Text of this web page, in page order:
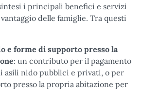
i principali benefici e servizi
delle famiglie. Tra questi
e forme di supporto presso la
: un contributo per il pagamento
asili nido pubblici e privati, o per
presso la propria abitazione per